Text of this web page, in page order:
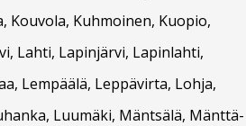
Kouvola, Kuhmoinen, Kuopio,
Lahti, Lapinjärvi, Lapinlahti,
Lempäälä, Leppävirta, Lohja,
Luumäki, Mäntsälä, Mänttä-